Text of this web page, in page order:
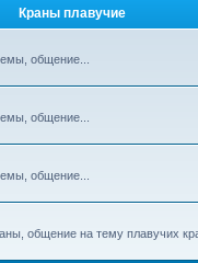
Краны плавучие
общение...
общение...
общение...
общение на тему плавучих